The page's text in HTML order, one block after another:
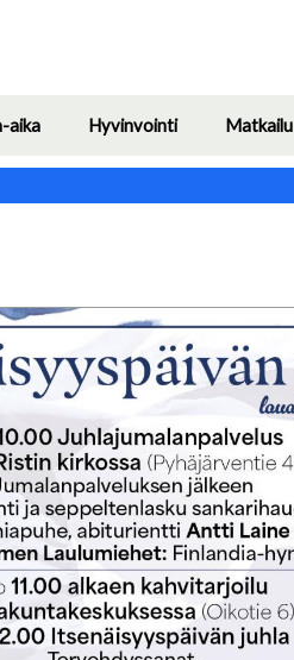
aika
Toggle
Hyvinvointi
Toggle
Matkailu